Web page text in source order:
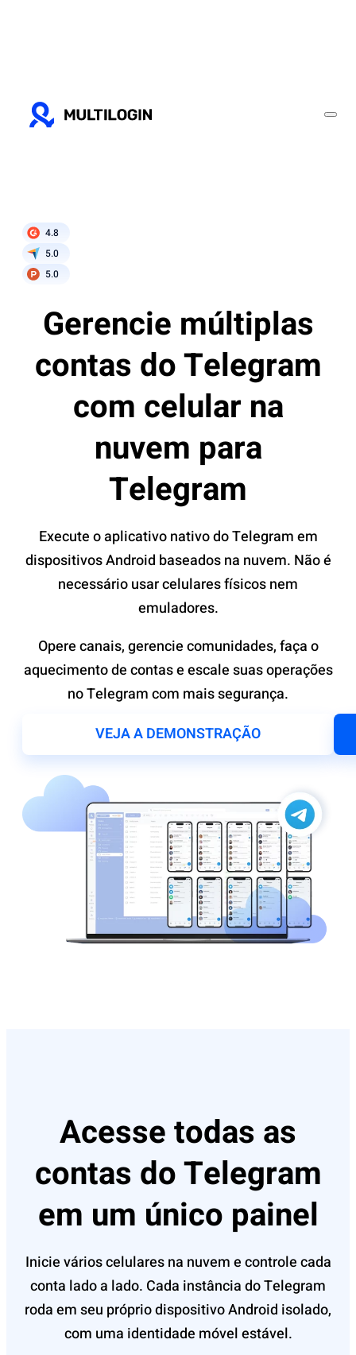
4.8
5.0
5.0
Gerencie múltiplas
contas do Telegram
com celular na
nuvem para
Telegram
Execute o aplicativo nativo do Telegram em
dispositivos Android baseados na nuvem. Não é
necessário usar celulares físicos nem
emuladores.
Opere canais, gerencie comunidades, faça o
aquecimento de contas e escale suas operações
no Telegram com mais segurança.
VEJA A DEMONSTRAÇÃO
Acesse todas as
contas do Telegram
em um único painel
Inicie vários celulares na nuvem e controle cada
conta lado a lado. Cada instância do Telegram
roda em seu próprio dispositivo Android isolado,
com uma identidade móvel estável.